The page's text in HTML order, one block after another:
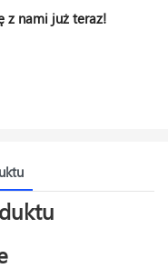
z nami już teraz!